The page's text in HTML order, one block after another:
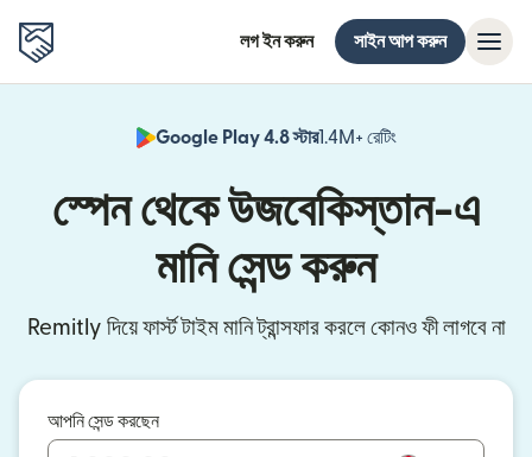
লগ ইন করুন সাইন আপ করুন
Google Play 4.8 স্টার1.4M+ রেটিং
স্পেন থেকে উজবেকিস্তান-এ
মানি সেন্ড করুন
Remitly দিয়ে ফার্স্ট টাইম মানি ট্রান্সফার করলে কোনও ফী লাগবে না
আপনি সেন্ড করছেন